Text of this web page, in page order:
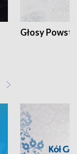
Głosy